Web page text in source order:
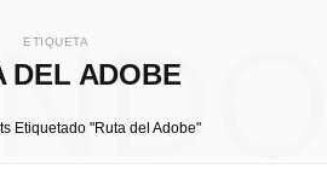
ETIQUETA
DEL ADOBE
Etiquetado "Ruta del Adobe"